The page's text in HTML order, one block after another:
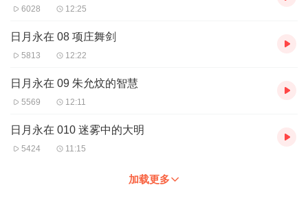
6028 12:25
日月永在 08 项庄舞剑
5813 12:22
日月永在 09 朱允炆的智慧
5569 12:11
日月永在 010 迷雾中的大明
5424 11:15
加载更多